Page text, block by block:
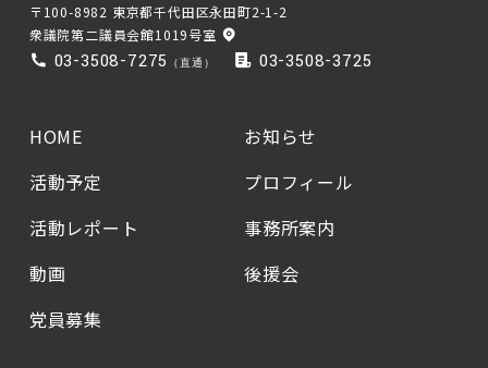
〒100-8982 東京都千代田区永田町2-1-2
衆議院第二議員会館1019号室
03-3508-7275 （直通） 03-3508-3725
HOME
お知らせ
活動予定
プロフィール
活動レポート
事務所案内
動画
後援会
党員募集